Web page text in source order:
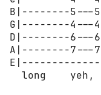
B|--------
G|--------
D|--------
A|--------
long    yeh,